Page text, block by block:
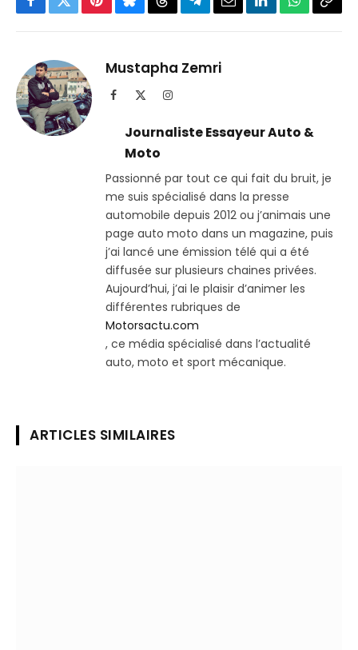
Facebook
TwitterPinterestBlueskyThreadsPartager
Telegram
EmailLinkedInWhatsApp
Mustapha Zemri
Facebook Instagram
Journaliste Essayeur Auto &
Moto
Passionné par tout ce qui fait du bruit, je
me suis spécialisé dans la presse
automobile depuis 2012 ou j’animais une
page auto moto dans un magazine, puis
j’ai lancé une émission télé qui a été
diffusée sur plusieurs chaines privées.
Aujourd’hui, j’ai le plaisir d’animer les
différentes rubriques de
Motorsactu.com
, ce média spécialisé dans l’actualité
auto, moto et sport mécanique.
ARTICLES SIMILAIRES